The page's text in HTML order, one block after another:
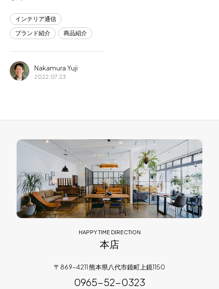
インテリア通信
ブランド紹介
商品紹介
Nakamura Yuji
2022.07.23
HAPPY TIME DIRECTION
本店
〒869-4211 熊本県八代市鏡町上鏡1150
0965-52-0323